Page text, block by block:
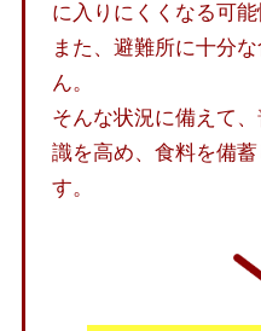
に入りにくくなる可能
また、避難所に十分
ん。
そんな状況に備えて
識を高め、食料を備
す。